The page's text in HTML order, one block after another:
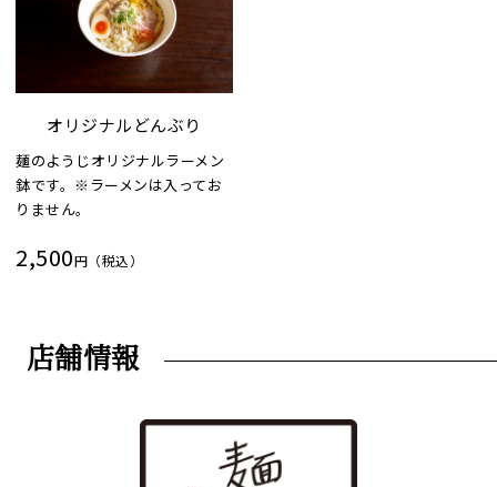
オリジナルどんぶり
麺のようじオリジナルラーメン
鉢です。※ラーメンは入ってお
りません。
2,500円（税込）
店舗情報